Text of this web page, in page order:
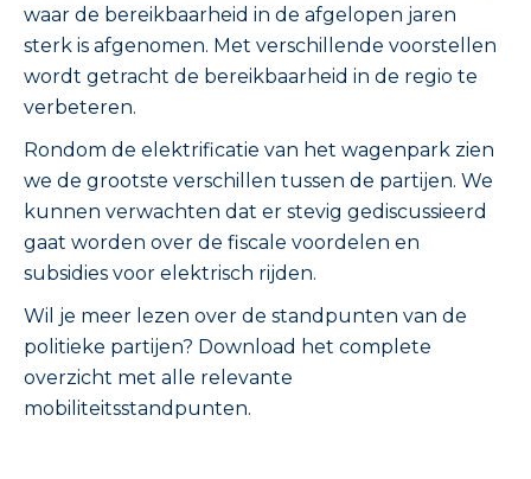
waar de bereikbaarheid in de afgelopen jaren
sterk is afgenomen. Met verschillende voorstellen
wordt getracht de bereikbaarheid in de regio te
verbeteren.
Rondom de elektrificatie van het wagenpark zien
we de grootste verschillen tussen de partijen. We
kunnen verwachten dat er stevig gediscussieerd
gaat worden over de fiscale voordelen en
subsidies voor elektrisch rijden.
Wil je meer lezen over de standpunten van de
politieke partijen? Download het complete
overzicht met alle relevante
mobiliteitsstandpunten.